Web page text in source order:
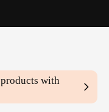
products with